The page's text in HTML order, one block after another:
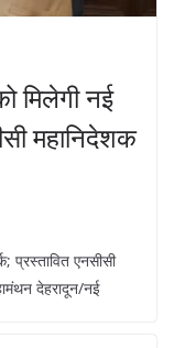
मिलेगी नई
महानिदेशक
प्रस्तावित एनसीसी
देहरादून/नई